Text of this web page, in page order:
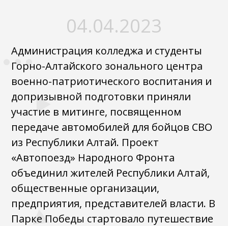
04.04.2023
Администрация колледжа и студенты
Горно-Алтайского зонального центра
военно-патриотического воспитания и
допризывной подготовки приняли
участие в митинге, посвященном
передаче автомобилей для бойцов СВО
из Республики Алтай. Проект
«Автопоезд» Народного Фронта
объединил жителей Республики Алтай,
общественные организации,
предприятия, представителей власти. В
Парке Победы стартовало путешествие